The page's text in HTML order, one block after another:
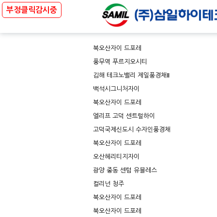
부정클릭감시중
북오산자이 드포레
풍무역 푸르지오시티
김해 테크노밸리 제일풍경채Ⅱ
백석시그니처자이
북오산자이 드포레
엘리프 고덕 센트럴하이
고덕국제신도시 수자인풍경채
북오산자이 드포레
오산헤리티지자이
광양 중동 센텀 유블레스
컬리넌 청주
북오산자이 드포레
북오산자이 드포레